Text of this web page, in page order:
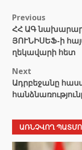
Post
navigation
Previous
ՀՀ ԱԳ
ՅՈՒՆԻՍԵՖ-ի
ղեկավարի հետ
Next
Ադրբեջանը
ԱՌՆՉՎՈՂ